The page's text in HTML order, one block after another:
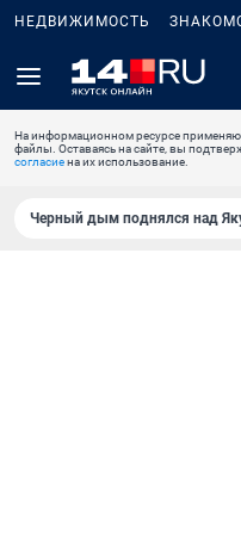
НЕДВИЖИМОСТЬ
На информационном ресурсе
файлы. Оставаясь на сайте, вы
согласиена их использование.
Черный дым поднялся над